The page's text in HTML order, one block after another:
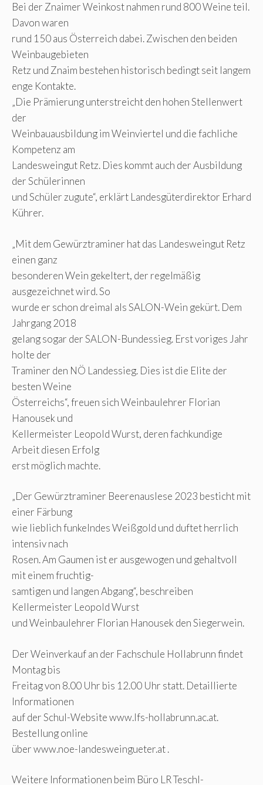
Bei der Znaimer Weinkost nahmen rund 800 Weine teil.
Davon waren
rund 150 aus Österreich dabei. Zwischen den beiden
Weinbaugebieten
Retz und Znaim bestehen historisch bedingt seit langem
enge Kontakte.
„Die Prämierung unterstreicht den hohen Stellenwert
der
Weinbauausbildung im Weinviertel und die fachliche
Kompetenz am
Landesweingut Retz. Dies kommt auch der Ausbildung
der Schülerinnen
und Schüler zugute“, erklärt Landesgüterdirektor Erhard
Kührer.
„Mit dem Gewürztraminer hat das Landesweingut Retz
einen ganz
besonderen Wein gekeltert, der regelmäßig
ausgezeichnet wird. So
wurde er schon dreimal als SALON-Wein gekürt. Dem
Jahrgang 2018
gelang sogar der SALON-Bundessieg. Erst voriges Jahr
holte der
Traminer den NÖ Landessieg. Dies ist die Elite der
besten Weine
Österreichs“, freuen sich Weinbaulehrer Florian
Hanousek und
Kellermeister Leopold Wurst, deren fachkundige
Arbeit diesen Erfolg
erst möglich machte.
„Der Gewürztraminer Beerenauslese 2023 besticht mit
einer Färbung
wie lieblich funkelndes Weißgold und duftet herrlich
intensiv nach
Rosen. Am Gaumen ist er ausgewogen und gehaltvoll
mit einem fruchtig-
samtigen und langen Abgang“, beschreiben
Kellermeister Leopold Wurst
und Weinbaulehrer Florian Hanousek den Siegerwein.
Der Weinverkauf an der Fachschule Hollabrunn findet
Montag bis
Freitag von 8.00 Uhr bis 12.00 Uhr statt. Detaillierte
Informationen
auf der Schul-Website www.lfs-hollabrunn.ac.at.
Bestellung online
über www.noe-landesweingueter.at .
Weitere Informationen beim Büro LR Teschl-